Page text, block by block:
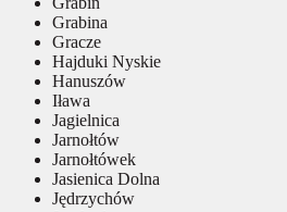
Grabina
Gracze
Hajduki Nyskie
Hanuszów
Iława
Jagielnica
Jarnołtów
Jarnołtówek
Jasienica Dolna
Jędrzychów